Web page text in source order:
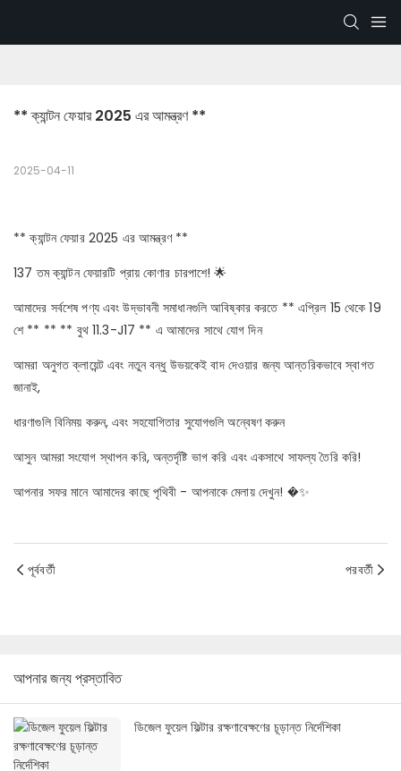
** ক্যান্টন ফেয়ার 2025 এর আমন্ত্রণ **
2025-04-11
** ক্যান্টন ফেয়ার 2025 এর আমন্ত্রণ **
137 তম ক্যান্টন ফেয়ারটি প্রায় কোণার চারপাশে! 🌟
আমাদের সর্বশেষ পণ্য এবং উদ্ভাবনী সমাধানগুলি আবিষ্কার করতে ** এপ্রিল 15 থেকে 19
শে ** ** ** বুথ 11.3-J17 ** এ আমাদের সাথে যোগ দিন
আমরা অনুগত ক্লায়েন্ট এবং নতুন বন্ধু উভয়কেই বাদ দেওয়ার জন্য আন্তরিকভাবে স্বাগত
জানাই,
ধারণাগুলি বিনিময় করুন, এবং সহযোগিতার সুযোগগুলি অন্বেষণ করুন
আসুন আমরা সংযোগ স্থাপন করি, অন্তর্দৃষ্টি ভাগ করি এবং একসাথে সাফল্য তৈরি করি!
আপনার সফর মানে আমাদের কাছে পৃথিবী - আপনাকে মেলায় দেখুন! �✨
পূর্ববর্তী পরবর্তী
আপনার জন্য প্রস্তাবিত
ডিজেল ফুয়েল ফিল্টার রক্ষণাবেক্ষণের চূড়ান্ত নির্দেশিকা